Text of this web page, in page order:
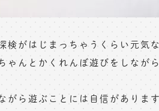
がはじまっちゃうくらい元気
んとかくれんぼ遊びをしなが
ら遊ぶことには自信がありま